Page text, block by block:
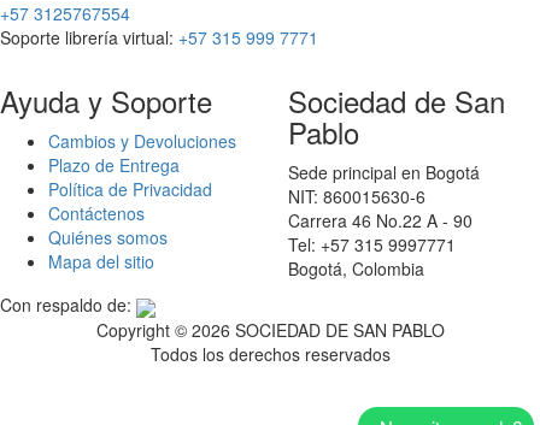
+57 3125767554
Soporte librería virtual: +57 315 999 7771
Ayuda y Soporte
Cambios y Devoluciones
Plazo de Entrega
Política de Privacidad
Contáctenos
Quiénes somos
Mapa del sitio
Sociedad de San
Pablo
Sede principal en Bogotá
NIT: 860015630-6
Carrera 46 No.22 A - 90
Tel: +57 315 9997771
Bogotá, Colombia
Con respaldo de:
Copyright © 2026 SOCIEDAD DE SAN PABLO
Todos los derechos reservados